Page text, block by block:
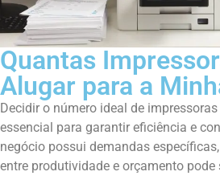
Quantas
Alugar para a
Decidir o número ideal de
essencial para garantir eficiência e
negócio possui demandas
entre produtividade e orçamento pode